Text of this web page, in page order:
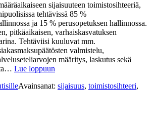
sijaisuuteen toimistosihteeriä,
tehtävissä 85 %
ja 15 % perusopetuksen hallinnossa.
pitkäaikaisen, varhaiskasvatuksen
Tehtäviisi kuuluvat mm.
valmistelu,
määritys, laskutus sekä
Lue loppuun
Avainsanat: sijaisuus, toimistosihteeri,